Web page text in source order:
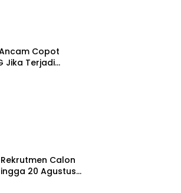
Copot
Jika Terjadi
Rekrutmen Calon
20 Agustus